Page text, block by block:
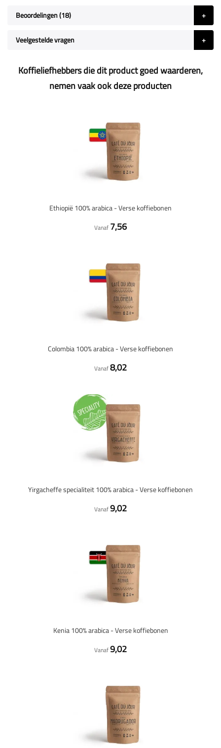
Beoordelingen 18
Veelgestelde vragen
Koffieliefhebbers die dit product goed waarderen,
nemen vaak ook deze producten
Ethiopië 100% arabica - Verse koffiebonen
Vanaf 7,56
Colombia 100% arabica - Verse koffiebonen
Vanaf8,02
Yirgacheffe specialiteit 100% arabica - Verse koffiebonen
Vanaf9,02
Kenia 100% arabica - Verse koffiebonen
Vanaf9,02